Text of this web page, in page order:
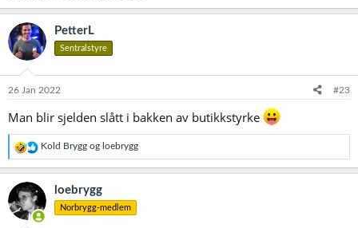
PetterL
Sentralstyre
26 Jan 2022 #23
Man blir sjelden slått i bakken av butikkstyrke
R
e
a
j
o
Kold Brygg og loebrygg
loebrygg
Norbrygg-medlem